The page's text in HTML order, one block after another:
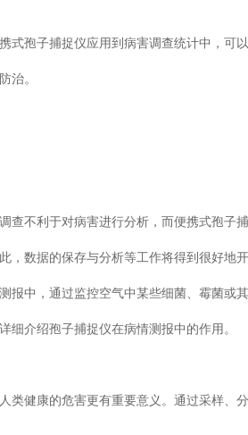
携式孢子捕捉仪应用到病害调查统计中，可
。
不利于对病害进行分析，而便携式孢子
，数据的保存与分析等工作将得到很好地开展
，通过监控空气中某些细菌、霉菌或
介绍孢子捕捉仪在病情测报中的作用。
的危害更有重要意义。通过采样、分离